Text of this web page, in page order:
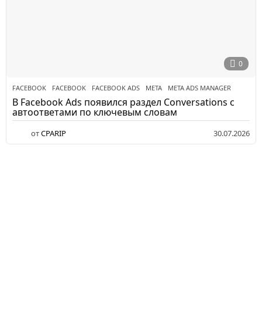
0
FACEBOOK FACEBOOK ,FACEBOOK ADS ,META ,META ADS MANAGER
В Facebook Ads появился раздел Conversations с
автоответами по ключевым словам
отCPARIP 30.07.2026